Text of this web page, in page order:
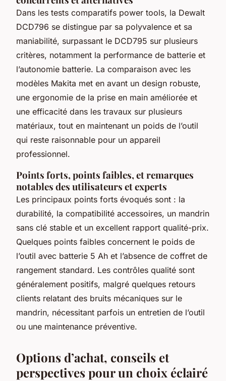
Dans les tests comparatifs power tools, la Dewalt
DCD796 se distingue par sa polyvalence et sa
maniabilité, surpassant le DCD795 sur plusieurs
critères, notamment la performance de batterie et
l’autonomie batterie. La comparaison avec les
modèles Makita met en avant un design robuste,
une ergonomie de la prise en main améliorée et
une efficacité dans les travaux sur plusieurs
matériaux, tout en maintenant un poids de l’outil
qui reste raisonnable pour un appareil
professionnel.
Points forts, points faibles, et remarques
notables des utilisateurs et experts
Les principaux points forts évoqués sont : la
durabilité, la compatibilité accessoires, un mandrin
sans clé stable et un excellent rapport qualité-prix.
Quelques points faibles concernent le poids de
l’outil avec batterie 5 Ah et l’absence de coffret de
rangement standard. Les contrôles qualité sont
généralement positifs, malgré quelques retours
clients relatant des bruits mécaniques sur le
mandrin, nécessitant parfois un entretien de l’outil
ou une maintenance préventive.
Options d’achat, conseils et
perspectives pour un choix éclairé